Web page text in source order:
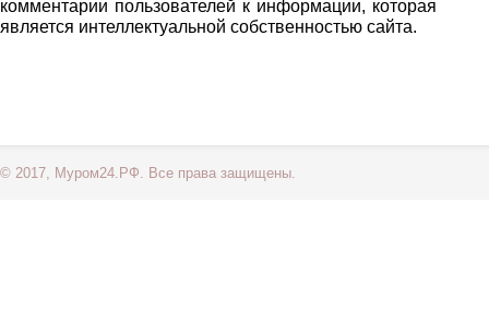
комментарии пользователей к информации, которая
является интеллектуальной собственностью сайта.
© 2017, Муром24.РФ. Все права защищены.